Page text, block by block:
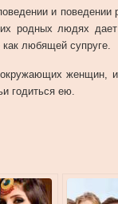
и
родных людях
любящей супруге.
женщин,
годиться ею.